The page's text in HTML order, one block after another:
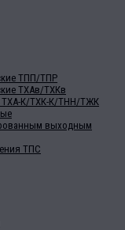
ТПП/ТПР
ТХАв/ТХКв
ТХА-К/ТХК-К/ТНН/ТЖК
выходным
ТПС